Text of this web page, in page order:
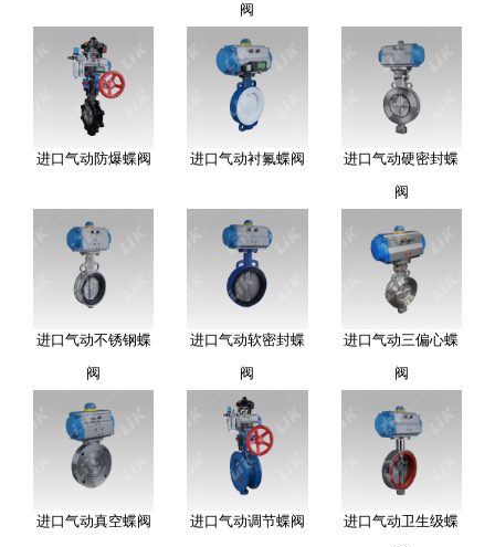
阀
进口气动防爆蝶阀 进口气动衬氟蝶阀
进口气动硬密封蝶
阀
进口气动不锈钢蝶
阀
进口气动软密封蝶
阀
进口气动三偏心蝶
阀
进口气动真空蝶阀 进口气动调节蝶阀
进口气动卫生级蝶